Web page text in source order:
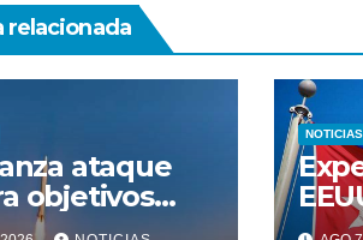
relacionada
ataque
objetivos
en el
NOTICIAS
fin a